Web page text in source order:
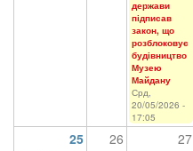
держави
підписав
закон, що
розблоковує
будівництво
Музею
Майдану
Срд,
20/05/2026 -
17:05
25 26 27